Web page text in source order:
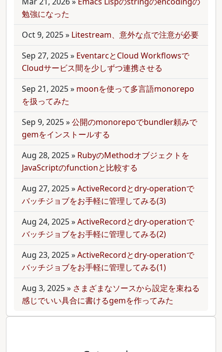
勉強になった
Oct 9, 2025» Litestream、意外な点で注意が必要
Sep 27, 2025» EventarcとCloud Workflowsで
Cloudサービス間を少しずつ連携させる
Sep 21, 2025» moonを使って多言語monorepo
を扱ってみた
Sep 9, 2025»公開のmonorepoでbundler頼みで
gemをインストールする
Aug 28, 2025» RubyのMethodオブジェクトを
JavaScriptのfunctionと比較する
Aug 27, 2025»ActiveRecordとdry-operationで
バッチジョブをお手軽に管理してみる(3)
Aug 24, 2025»ActiveRecordとdry-operationで
バッチジョブをお手軽に管理してみる(2)
Aug 23, 2025»ActiveRecordとdry-operationで
バッチジョブをお手軽に管理してみる(1)
Aug 3, 2025» さまざまなソースから設定を束ねる
感じでいい具合に書けるgemを作ってみた